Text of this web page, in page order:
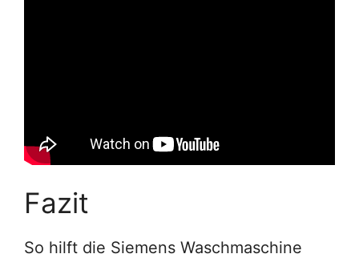
Fazit
So hilft die Siemens Waschmaschine